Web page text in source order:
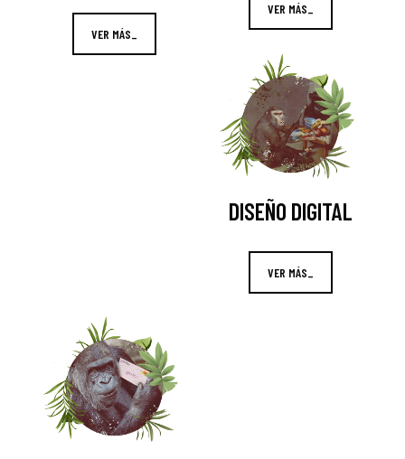
VER MÁS_
VER MÁS_
DISEÑO DIGITAL
VER MÁS_